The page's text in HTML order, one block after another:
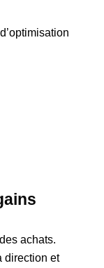
achats.
direction et